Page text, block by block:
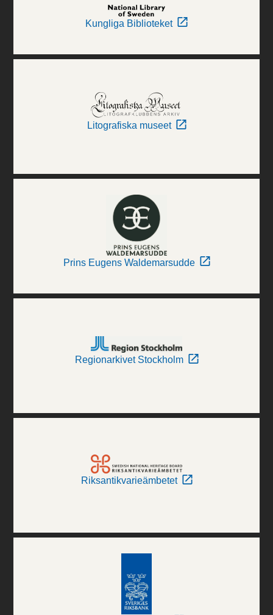
Kungliga Biblioteket
Litografiska museet
Prins Eugens Waldemarsudde
Regionarkivet Stockholm
Riksantikvarieämbetet